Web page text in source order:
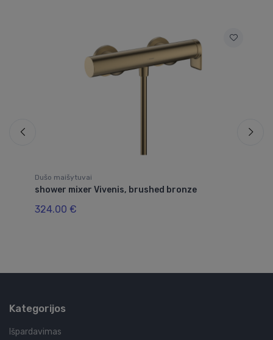
Dušo maišytuvai
shower mixer Vivenis, brushed bronze
324.00 €
Kategorijos
Išpardavimas